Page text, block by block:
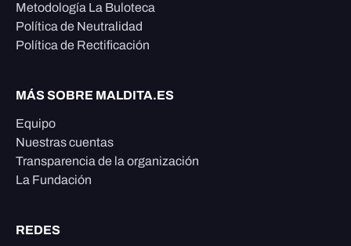
Metodología La Buloteca
Política de Neutralidad
Política de Rectificación
MÁS SOBRE MALDITA.ES
Equipo
Nuestras cuentas
Transparencia de la organización
La Fundación
REDES